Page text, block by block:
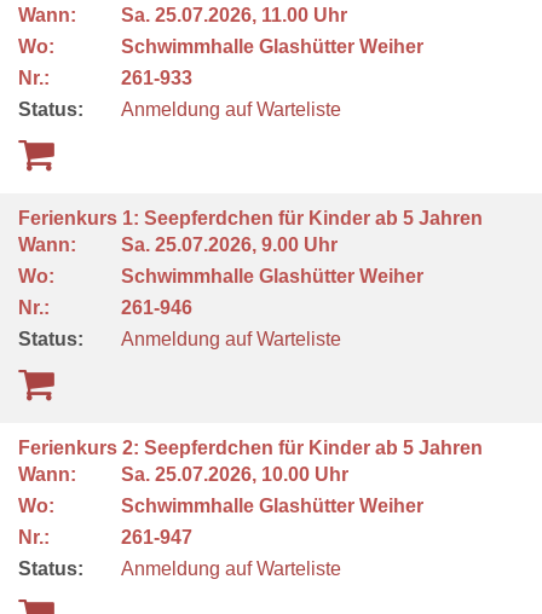
Wann:
Sa. 25.07.2026, 11.00 Uhr
Wo:
Schwimmhalle Glashütter Weiher
Nr.:
261-933
Status:
Anmeldung auf Warteliste
Ferienkurs 1: Seepferdchen für Kinder ab 5 Jahren
Wann:
Sa. 25.07.2026, 9.00 Uhr
Wo:
Schwimmhalle Glashütter Weiher
Nr.:
261-946
Status:
Anmeldung auf Warteliste
Ferienkurs 2: Seepferdchen für Kinder ab 5 Jahren
Wann:
Sa. 25.07.2026, 10.00 Uhr
Wo:
Schwimmhalle Glashütter Weiher
Nr.:
261-947
Status:
Anmeldung auf Warteliste